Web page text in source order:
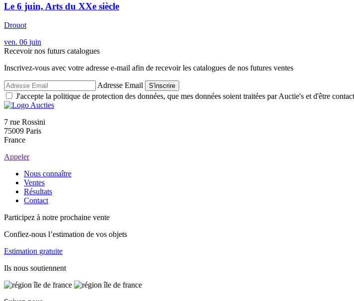
Le 6 juin, Arts du XXe siècle
Drouot
ven. 06 juin
Recevoir nos futurs catalogues
Inscrivez-vous avec votre adresse e-mail afin de recevoir les catalogues de nos futures ventes
Adresse Email S'inscrire
J'accepte la politique de protection des données, que mes données soient traitées par Auctie's et d'être
7 rue Rossini
75009 Paris
France
Appeler
Nous connaître
Ventes
Résultats
Contact
Participez à notre prochaine vente
Confiez-nous l’estimation de vos objets
Estimation gratuite
Ils nous soutiennent